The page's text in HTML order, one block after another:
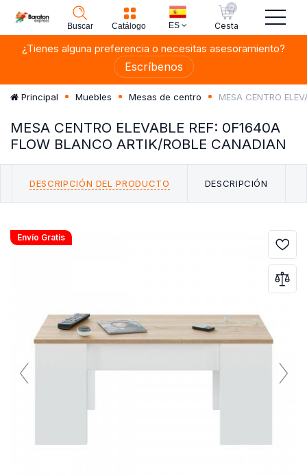
Buscar Catálogo ES
0
Cesta
¿Tienes alguna preferencia o necesitas asesoramiento?
Escríbenos
Principal Muebles Mesas de centro MESA CENTRO
MESA CENTRO ELEVABLE REF: 0F1640A
FLOW BLANCO ARTIK/ROBLE CANADIAN
DESCRIPCIÓN DEL PRODUCTO DESCRIPCIÓN
Envío Gratis